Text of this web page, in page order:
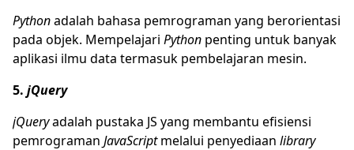
Pythonadalah bahasa pemrograman yang berorientasi
pada objek. Mempelajari Python penting untuk banyak
aplikasi ilmu data termasuk pembelajaran mesin.
5. jQuery
jQueryadalah pustaka JS yang membantu efisiensi
pemrograman JavaScriptmelalui penyediaan library